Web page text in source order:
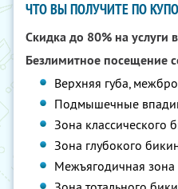
ЧТО ВЫ ПОЛУЧИТЕ ПО
Скидка до 80% на услуги
Безлимитное посещение
Верхняя губа,
Подмышечные
Зона классического
Зона глубокого
Межъягодичная